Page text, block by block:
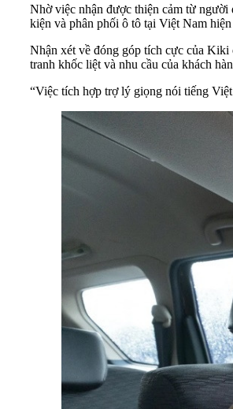
Nhờ việc nhận được thiện cảm từ
kiện và phân phối ô tô tại Việt Nam
Nhận xét về đóng góp tích cực của
tranh khốc liệt và nhu cầu của khách
“Việc tích hợp trợ lý giọng nói tiếng